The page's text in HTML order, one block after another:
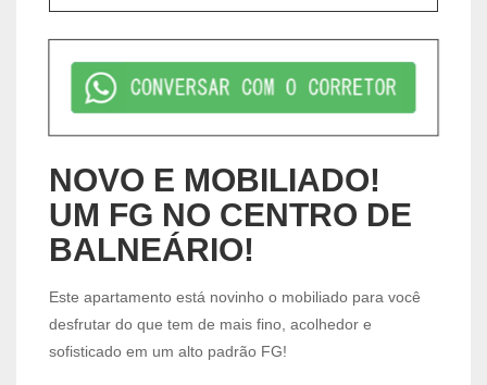
NOVO E MOBILIADO!
UM FG NO CENTRO DE
BALNEÁRIO!
Este apartamento está novinho o mobiliado para você
desfrutar do que tem de mais fino, acolhedor e
sofisticado em um alto padrão FG!